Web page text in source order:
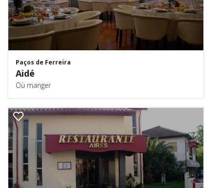
Paços de Ferreira
Aidé
Où manger